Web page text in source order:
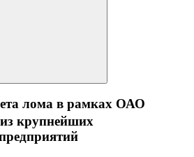
лома в рамках ОАО
крупнейших